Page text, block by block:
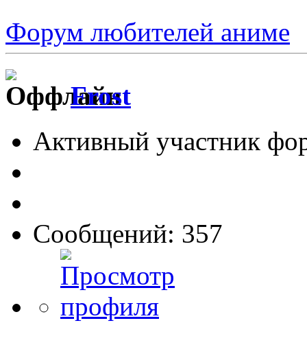
Форум любителей аниме
Frost
Активный участник
Сообщений: 357